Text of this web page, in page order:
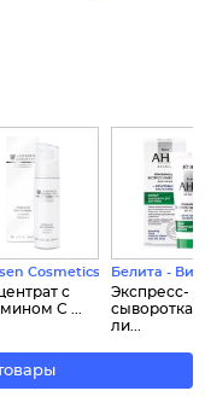
Cosmetics
с
С ...
Белита -
Экспресс-
сыворотка
ли...